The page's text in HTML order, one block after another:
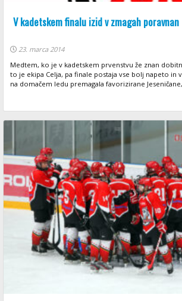
V kadetskem finalu izid v zmagah poravnan
23. marca 2014
Medtem, ko je v kadetskem prvenstvu že znan
to je ekipa Celja, pa finale postaja vse bolj napeto in
na domačem ledu premagala favorizirane